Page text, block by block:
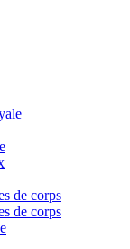
de corps
de corps